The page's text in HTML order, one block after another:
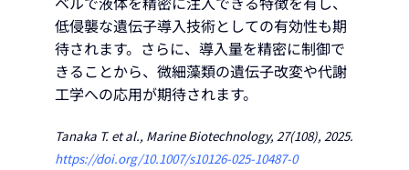
低侵襲な遺伝子導入技術としての有効性も期
待されます。さらに、導入量を精密に制御で
きることから、微細藻類の遺伝子改変や代謝
工学への応用が期待されます。
Tanaka T. et al., Marine Biotechnology, 27(108), 2025.
https://doi.org/10.1007/s10126-025-10487-0